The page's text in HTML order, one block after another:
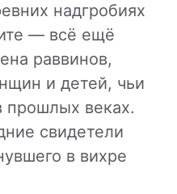
надгробиях
— всё ещё
раввинов,
и детей, чьи
прошлых веках.
свидетели
в вихре